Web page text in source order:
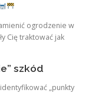
ogrodzenie w
Cię traktować jak
szkód
„punkty